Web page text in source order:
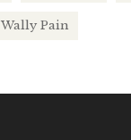
Wally Pain